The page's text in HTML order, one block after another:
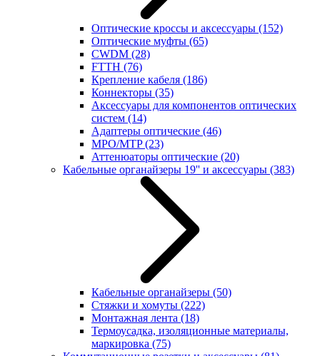
Оптические кроссы и аксессуары (152)
Оптические муфты (65)
CWDM (28)
FTTH (76)
Крепление кабеля (186)
Коннекторы (35)
Аксессуары для компонентов оптических
систем (14)
Адаптеры оптические (46)
MPO/MTP(23)
Аттенюаторы оптические (20)
Кабельные органайзеры 19'' и аксессуары (383)
Кабельные органайзеры (50)
Стяжки и хомуты (222)
Монтажная лента (18)
Термоусадка, изоляционные материалы,
маркировка (75)